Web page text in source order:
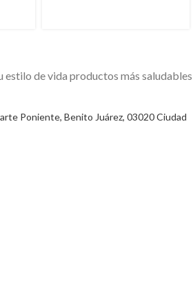
estilo de vida productos más saludables
Poniente, Benito Juárez, 03020 Ciudad